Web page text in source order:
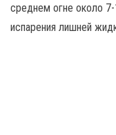
среднем огне около
испарения лишней